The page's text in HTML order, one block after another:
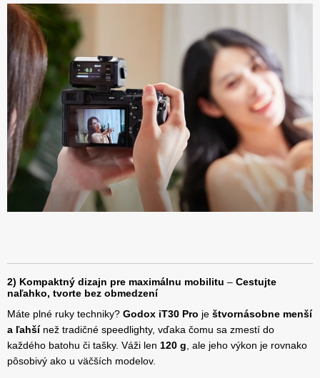
2) Kompaktný dizajn pre maximálnu mobilitu – Cestujte
naľahko, tvorte bez obmedzení
Máte plné ruky techniky? Godox iT30 Pro je štvornásobne menší
a ľahšínež tradičné speedlighty, vďaka čomu sa zmestí do
každého batohu či tašky. Váži len 120 g , ale jeho výkon je rovnako
pôsobivý ako u väčších modelov.